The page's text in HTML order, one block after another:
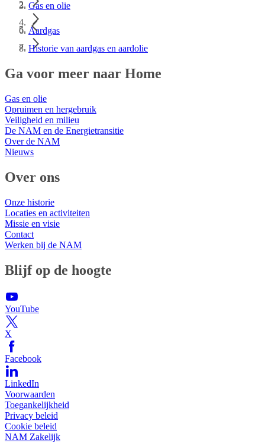
Gas en olie
Aardgas
Historie van aardgas en aardolie
Ga voor meer naar Home
Gas en olie
Opruimen en hergebruik
Veiligheid en milieu
De NAM en de Energietransitie
Over de NAM
Nieuws
Over ons
Onze historie
Locaties en activiteiten
Missie en visie
Contact
Werken bij de NAM
Blijf op de hoogte
YouTube
X
Facebook
LinkedIn
Voorwaarden
Toegankelijkheid
Privacy beleid
Cookie beleid
NAM Zakelijk